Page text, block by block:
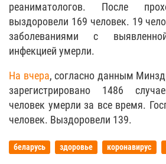
реаниматологов. После
выздоровели 169 человек. 19
заболеваниями с
инфекцией умерли.
На вчера, согласно данным
зарегистрировано 1486
человек умерли за все время.
человек. Выздоровели 139.
беларусь здоровье коронавирус